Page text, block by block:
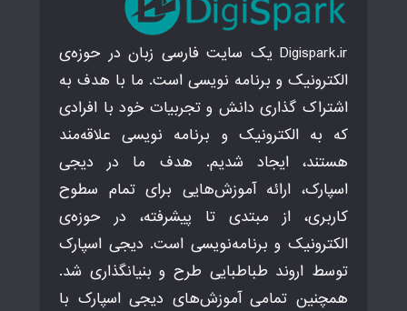
Digispark.ir یک سایت فارسی زبان در حوزه‌ی
الکترونیک و برنامه نویسی است. ما با هدف به
اشتراک گذاری دانش و تجربیات خود با افرادی
که به الکترونیک و برنامه نویسی علاقه‌مند
هستند، ایجاد شدیم. هدف ما در دیجی
اسپارک، ارائه آموزش‌هایی برای تمام سطوح
کاربری، از مبتدی تا پیشرفته، در حوزه‌ی
الکترونیک و برنامه‌نویسی است. دیجی اسپارک
توسط اروند طباطبایی طرح و بنیانگذاری شد.
همچنین تمامی آموزش‌های دیجی اسپارک با